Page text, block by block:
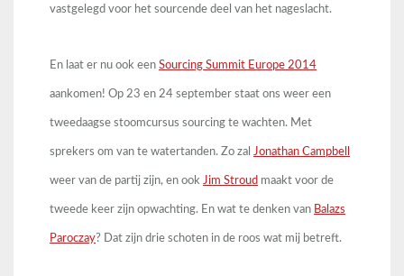
vastgelegd voor het sourcende deel van het nageslacht.
En laat er nu ook een Sourcing Summit Europe 2014
aankomen! Op 23 en 24 september staat ons weer een
tweedaagse stoomcursus sourcing te wachten. Met
sprekers om van te watertanden. Zo zal Jonathan Campbell
weer van de partij zijn, en ook Jim Stroud maakt voor de
tweede keer zijn opwachting. En wat te denken van Balazs
Paroczay? Dat zijn drie schoten in de roos wat mij betreft.